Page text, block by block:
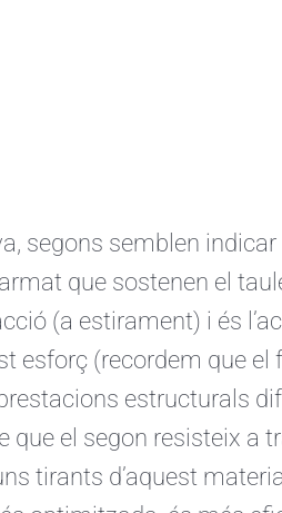
segons semblen
que sostenen el
(a estirament) i és
esforç (recordem que
estructurals
que el segon resisteix a
tirants d’aquest